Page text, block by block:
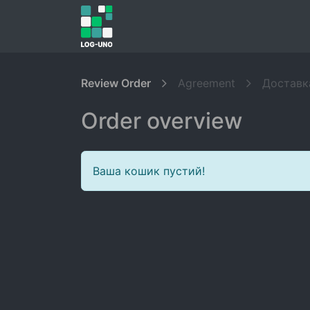
Review Order Agreement
Order overview
Ваша кошик пустий!